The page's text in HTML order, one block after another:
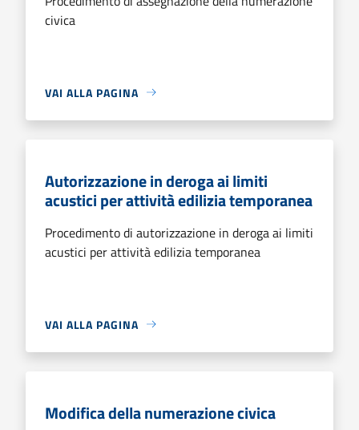
civica
VAI ALLA PAGINA
Autorizzazione in deroga ai limiti
acustici per attività edilizia temporanea
Procedimento di autorizzazione in deroga ai limiti
acustici per attività edilizia temporanea
VAI ALLA PAGINA
Modifica della numerazione civica